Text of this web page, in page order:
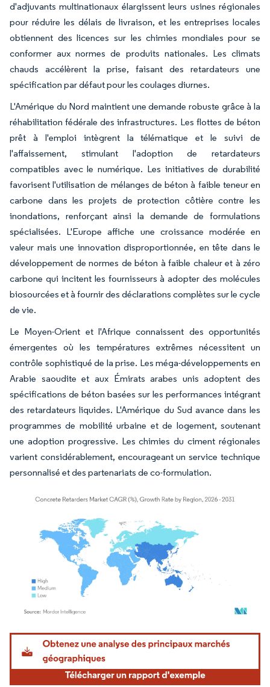
d'adjuvants multinationaux élargissent leurs usines régionales
pour réduire les délais de livraison, et les entreprises locales
obtiennent des licences sur les chimies mondiales pour se
conformer aux normes de produits nationales. Les climats
chauds accélèrent la prise, faisant des retardateurs une
spécification par défaut pour les coulages diurnes.
L'Amérique du Nord maintient une demande robuste grâce à la
réhabilitation fédérale des infrastructures. Les flottes de béton
prêt à l'emploi intègrent la télématique et le suivi de
l'affaissement, stimulant l'adoption de retardateurs
compatibles avec le numérique. Les initiatives de durabilité
favorisent l'utilisation de mélanges de béton à faible teneur en
carbone dans les projets de protection côtière contre les
inondations, renforçant ainsi la demande de formulations
spécialisées. L'Europe affiche une croissance modérée en
valeur mais une innovation disproportionnée, en tête dans le
développement de normes de béton à faible chaleur et à zéro
carbone qui incitent les fournisseurs à adopter des molécules
biosourcées et à fournir des déclarations complètes sur le cycle
de vie.
Le Moyen-Orient et l'Afrique connaissent des opportunités
émergentes où les températures extrêmes nécessitent un
contrôle sophistiqué de la prise. Les méga-développements en
Arabie saoudite et aux Émirats arabes unis adoptent des
spécifications de béton basées sur les performances intégrant
des retardateurs liquides. L'Amérique du Sud avance dans les
programmes de mobilité urbaine et de logement, soutenant
une adoption progressive. Les chimies du ciment régionales
varient considérablement, encourageant un service technique
personnalisé et des partenariats de co-formulation.
Image © Mordor Intelligence. La réutilisation nécessite une attribution sous CC BY